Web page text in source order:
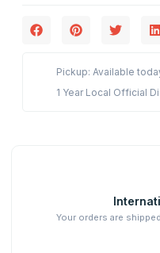
Pickup: Available
1 Year Local Official
Your orders are